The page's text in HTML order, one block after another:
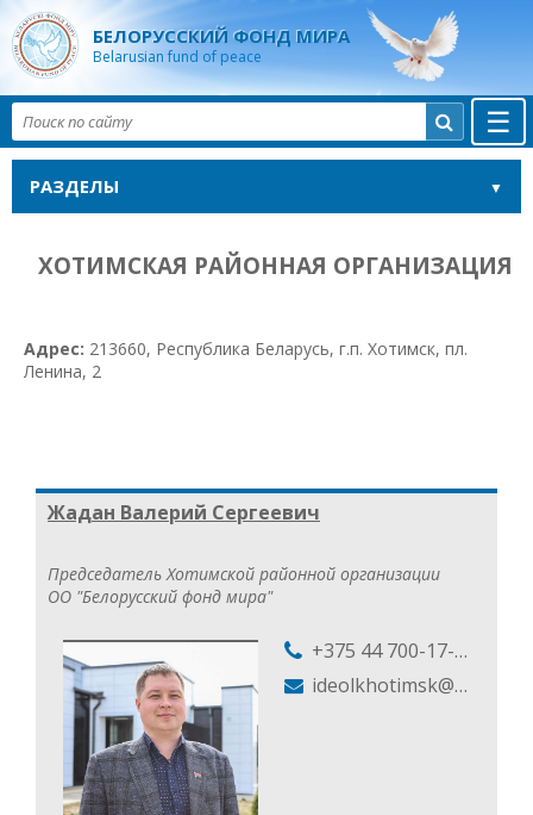
БЕЛОРУССКИЙ ФОНД МИРА
Belarusian fund of peace
☰

РАЗДЕЛЫ
ХОТИМСКАЯ РАЙОННАЯ ОРГАНИЗАЦИЯ
Адрес: 213660, Республика Беларусь, г.п. Хотимск, пл.
Ленина, 2
Жадан Валерий Сергеевич
Председатель Хотимской районной организации
ОО "Белорусский фонд мира"
+375 44 700-17-78
ideolkhotimsk@mail.ru